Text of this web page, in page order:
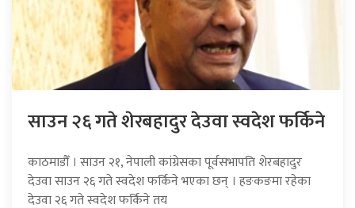
साउन २६ गते शेरबहादुर देउवा स्वदेश फर्किने
काठमाडौँ । साउन २१, नेपाली कांग्रेसका पूर्वसभापति शेरबहादुर
देउवा साउन २६ गते स्वदेश फर्किने भएका छन् । हङकङमा रहेका
देउवा २६ गते स्वदेश फर्किने तय